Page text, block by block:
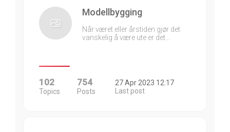
Modellbygging
Når været eller årstiden gjør det
vanskelig å være ute er det…
102
Topics
754
Posts
27 Apr 2023 12:17
Last post